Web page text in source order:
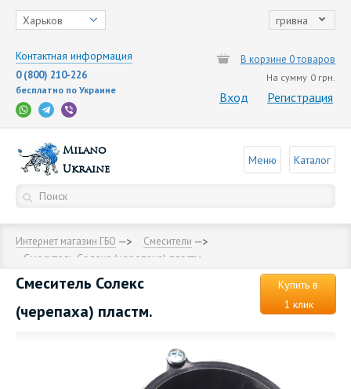
Харьков гривна
Контактная информация
0 (800) 210-226
бесплатно по Украине
В корзине 0 товаров
На сумму 0 грн.
Вход Регистрация
Milano
Ukraine
Меню Каталог
Интернет магазин ГБО Смесители
Смеситель Солекс (черепаха) пластм.
Смеситель Солекс
(черепаха) пластм.
Купить в
1 клик